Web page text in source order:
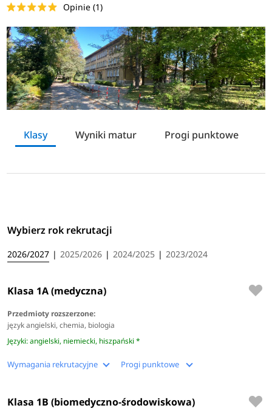
Opinie (1)
Klasy Wyniki matur Progi punktowe
Wybierz rok rekrutacji
2026/2027 | 2025/2026 | 2024/2025 | 2023/2024
Klasa 1A (medyczna)
Przedmioty rozszerzone:
język angielski, chemia, biologia
Języki: angielski, niemiecki, hiszpański *
Wymagania rekrutacyjne Progi punktowe
Klasa 1B (biomedyczno-środowiskowa)